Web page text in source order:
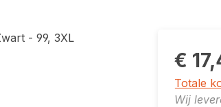
€
Totale
Wij